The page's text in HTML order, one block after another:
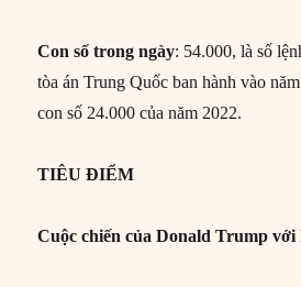
Con số trong ngày: 54.000, là số
tòa án Trung Quốc ban hành vào
con số 24.000 của năm 2022.
TIÊU ĐIỂM
Cuộc chiến của Donald Trump với